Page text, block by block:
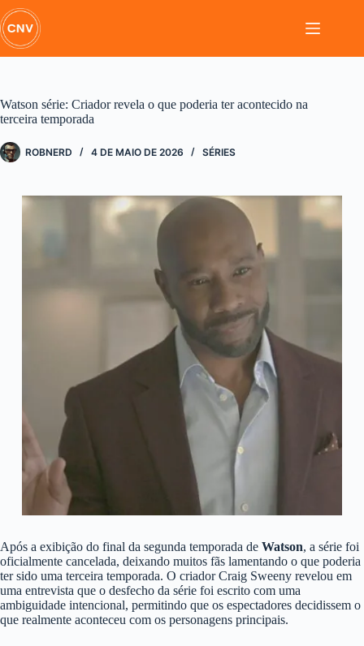
Pular
para
o
conteúdo
Watson série: Criador revela o que poderia ter acontecido na
terceira temporada
ROBNERD 4 DE MAIO DE 2026 SÉRIES
Após a exibição do final da segunda temporada de Watson, a série foi
oficialmente cancelada, deixando muitos fãs lamentando o que poderia
ter sido uma terceira temporada. O criador Craig Sweeny revelou em
uma entrevista que o desfecho da série foi escrito com uma
ambiguidade intencional, permitindo que os espectadores decidissem o
que realmente aconteceu com os personagens principais.